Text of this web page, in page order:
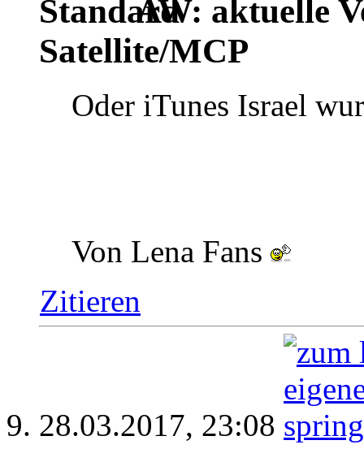
AW: aktuelle
Satellite/MCP
Oder iTunes Israel
Von Lena Fans
Zitieren
28.03.2017, 23:08